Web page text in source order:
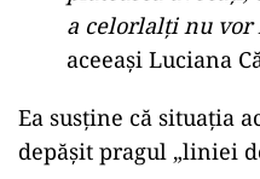
a celorlalți nu vor
aceeași Luciana
Ea susține că situația
depășit pragul „liniei